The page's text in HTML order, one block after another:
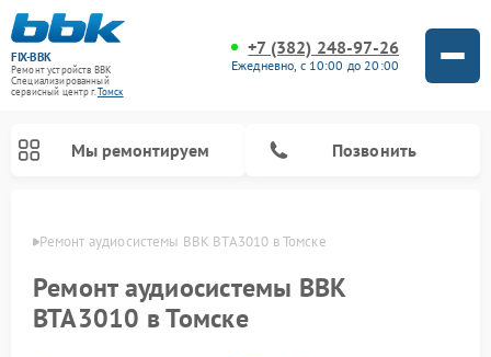
FIX-BBK
Ремонт устройств BBK
Специализированный
cервисный центр г.Томск
+7 (382) 248-97-26
Ежедневно, с 10:00 до 20:00
Мы ремонтируем Позвонить
Ремонт аудиосистемы BBK BTA3010 в Томске
Ремонт аудиосистемы BBK
BTA3010 в Томске